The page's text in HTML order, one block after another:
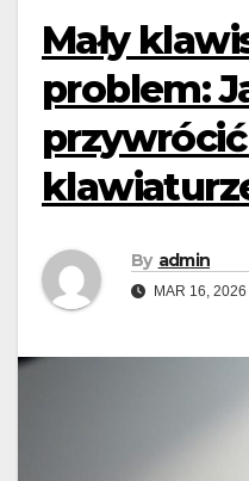
Mały
problem:
By admin
MAR 16, 2026